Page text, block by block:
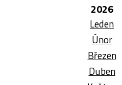
2026
Leden
Únor
Březen
Duben